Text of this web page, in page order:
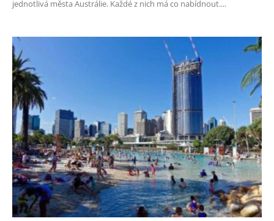
jednotlivá města Austrálie. Každé z nich má co nabídnout....